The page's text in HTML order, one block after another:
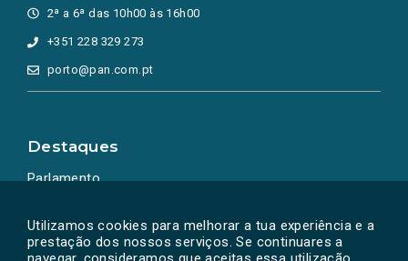
Utilizamos cookies para melhorar a tua experiência e a
prestação dos nossos serviços. Se continuares a
2ª a 6ª das 10h00 às 16h00
+351 228 329 273
porto@pan.com.pt
Destaques
Parlamento